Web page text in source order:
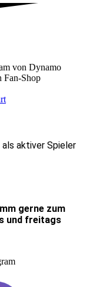
von Dynamo
Fan-Shop
aktiver Spieler
gerne zum
und freitags